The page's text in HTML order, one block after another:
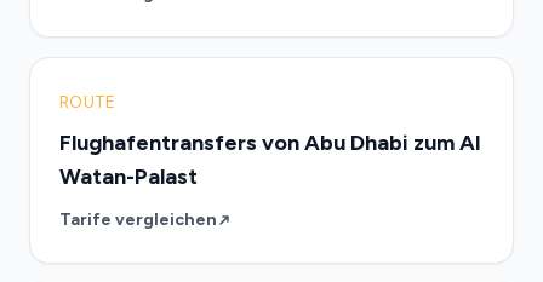
ROUTE
Flughafentransfers von Abu Dhabi zum Al
Watan-Palast
Tarife vergleichen